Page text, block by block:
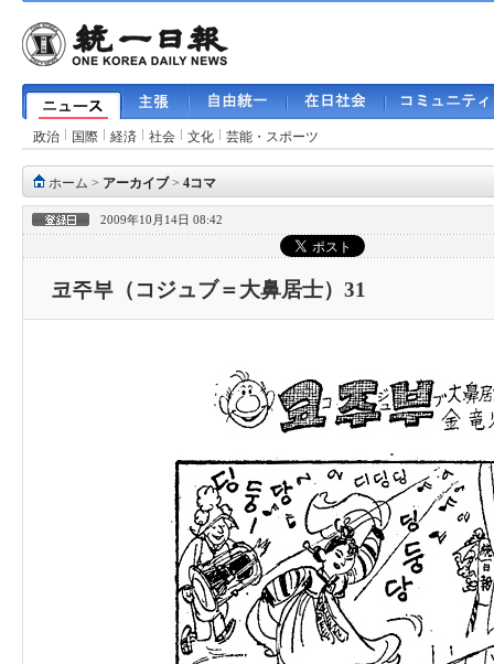
政治 国際 経済 社会 文化 芸能・スポーツ
ホーム > アーカイブ> 4コマ
2009年10月14日 08:42
코주부（コジュブ＝大鼻居士）31